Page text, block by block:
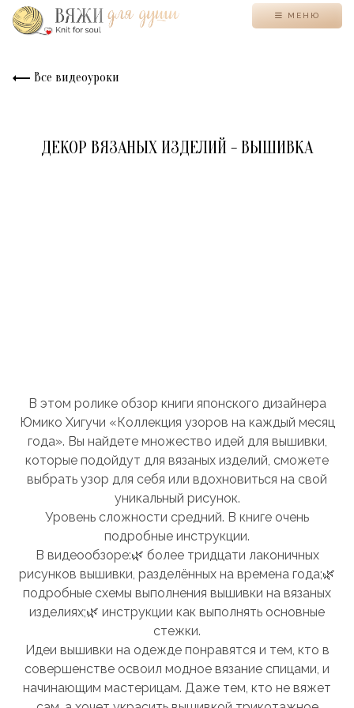
МЕНЮ
Все видеоуроки
ДЕКОР ВЯЗАНЫХ ИЗДЕЛИЙ - ВЫШИВКА
В этом ролике обзор книги японского дизайнера
Юмико Хигучи «Коллекция узоров на каждый месяц
года». Вы найдете множество идей для вышивки,
которые подойдут для вязаных изделий, сможете
выбрать узор для себя или вдохновиться на свой
уникальный рисунок.
Уровень сложности средний. В книге очень
подробные инструкции.
В видеообзоре:🌿 более тридцати лаконичных
рисунков вышивки, разделённых на времена года;🌿
подробные схемы выполнения вышивки на вязаных
изделиях;🌿 инструкции как выполнять основные
стежки.
Идеи вышивки на одежде понравятся и тем, кто в
совершенстве освоил модное вязание спицами, и
начинающим мастерицам. Даже тем, кто не вяжет